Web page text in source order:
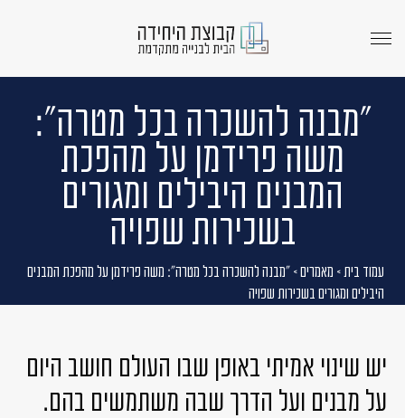
menu
"מבנה להשכרה בכל מטרה":
משה פרידמן על מהפכת
המבנים היבילים ומגורים
בשכירות שפויה
עמוד בית> מאמרים> "מבנה להשכרה בכל מטרה": משה פרידמן על מהפכת המבנים
היבילים ומגורים בשכירות שפויה
יש שינוי אמיתי באופן שבו העולם חושב היום
על מבנים ועל הדרך שבה משתמשים בהם.